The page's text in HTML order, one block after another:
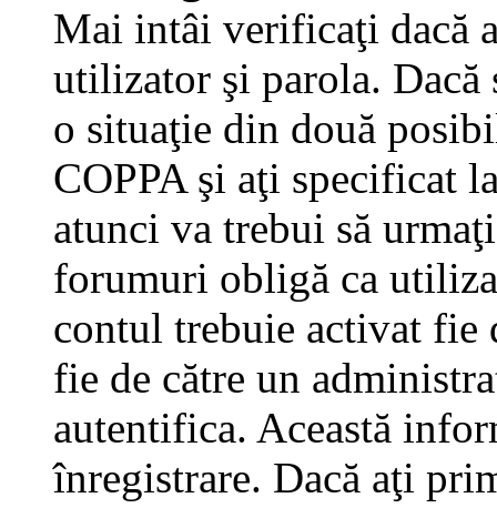
Mai intâi verificaţi dacă
utilizator şi parola. Dacă
o situaţie din două
COPPA şi aţi specificat
atunci va trebui să
forumuri obligă ca
contul trebuie activat fie
fie de către un
autentifica. Această
înregistrare. Dacă aţi